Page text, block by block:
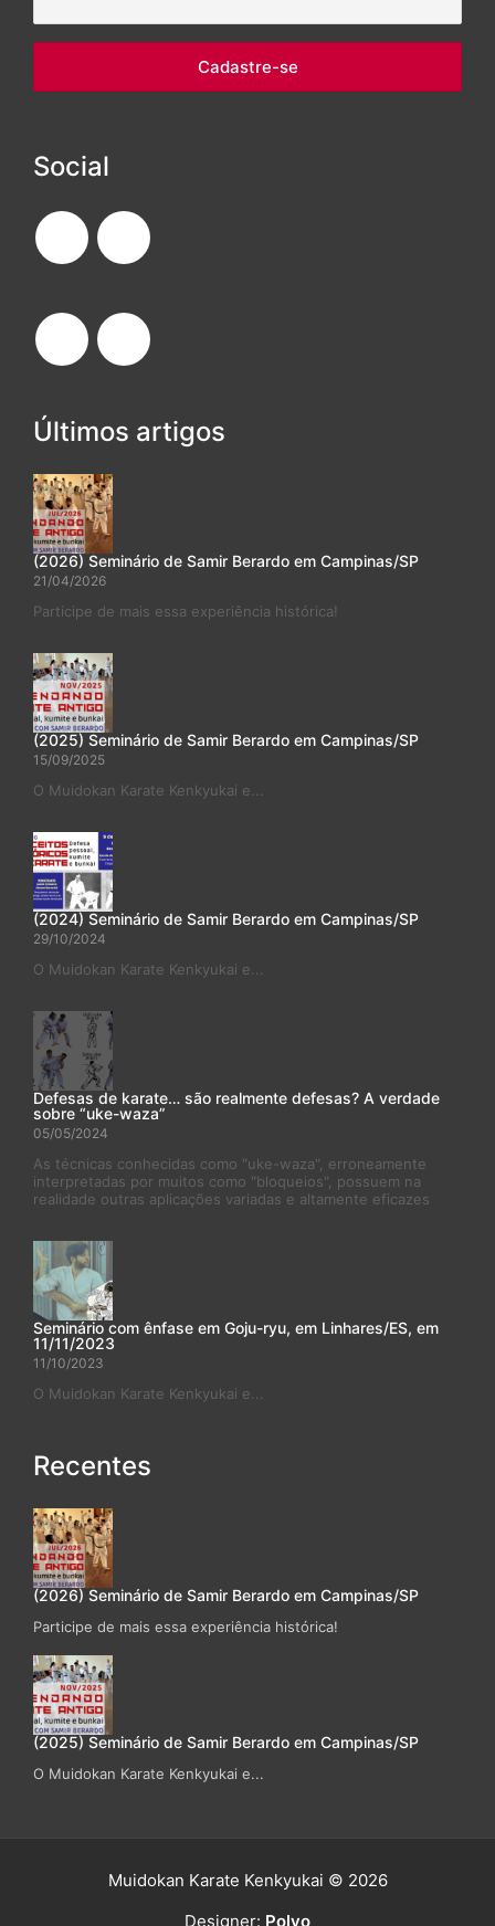
Social
Últimos artigos
(2026) Seminário de Samir Berardo em Campinas/SP
21/04/2026
Participe de mais essa experiência histórica!
(2025) Seminário de Samir Berardo em Campinas/SP
15/09/2025
O Muidokan Karate Kenkyukai e...
(2024) Seminário de Samir Berardo em Campinas/SP
29/10/2024
O Muidokan Karate Kenkyukai e...
Defesas de karate… são realmente defesas? A verdade
sobre “uke-waza”
05/05/2024
As técnicas conhecidas como "uke-waza", erroneamente
interpretadas por muitos como "bloqueios", possuem na
realidade outras aplicações variadas e altamente eficazes
Seminário com ênfase em Goju-ryu, em Linhares/ES, em
11/11/2023
11/10/2023
O Muidokan Karate Kenkyukai e...
Recentes
(2026) Seminário de Samir Berardo em Campinas/SP
Participe de mais essa experiência histórica!
(2025) Seminário de Samir Berardo em Campinas/SP
O Muidokan Karate Kenkyukai e...
Muidokan Karate Kenkyukai © 2026
Designer: Polvo